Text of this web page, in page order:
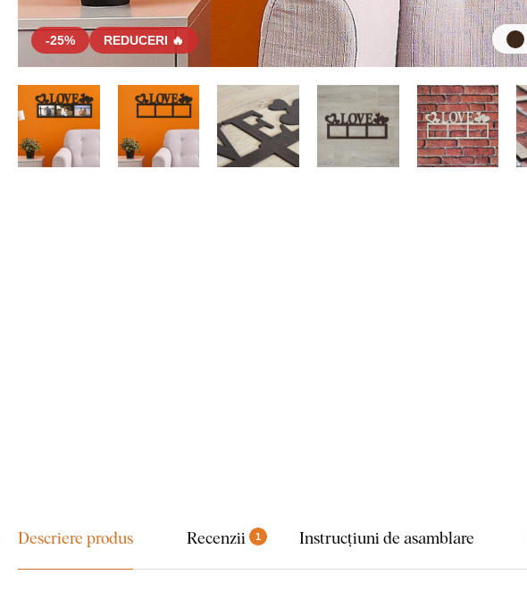
-25% REDUCERI 🔥
Descriere produs Recenzii 1 Instrucțiuni de asamblare